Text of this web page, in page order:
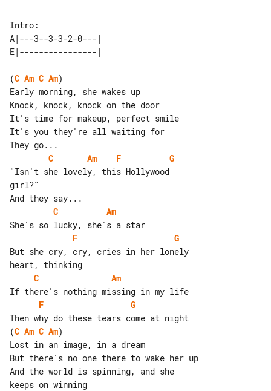
Intro:
A|---3--3-3-2-0---|
(C Am C Am)
Early morning, she wakes up
Knock, knock, knock on the door
It's time for makeup, perfect smile
It's you they're all waiting for
C
Am F
G
"Isn't she lovely, this Hollywood
girl?"
C
Am
F
G
But she cry, cry, cries in her lonely
C
Am
F
G
(C Am C Am)
Lost in an image, in a dream
But there's no one there to wake her up
And the world is spinning, and she
keeps on winning